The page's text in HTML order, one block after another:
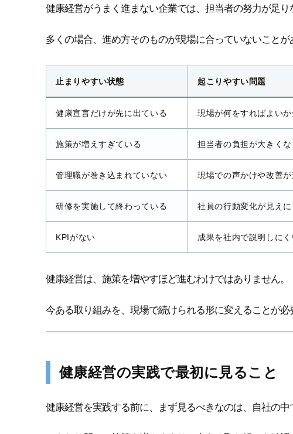
健康経営がうまく進まない企業では、担当者の努力が足り
多くの場合、進め方そのものが現場に合っていないことが
止まりやすい状態 起こりやすい問題
健康宣言だけが先に出ている 現場が何をすればよい
施策が増えすぎている 担当者の負担が大きくな
管理職が巻き込まれていない 現場での声かけや改善
研修を実施して終わっている 社員の行動変化が見え
KPIがない 成果を社内で説明しに
健康経営は、施策を増やすほど進むわけではありません。
今ある取り組みを、現場で続けられる形に変えることが必
健康経営の実践で最初に見ること
健康経営を実践する前に、まず見るべきなのは、自社の中